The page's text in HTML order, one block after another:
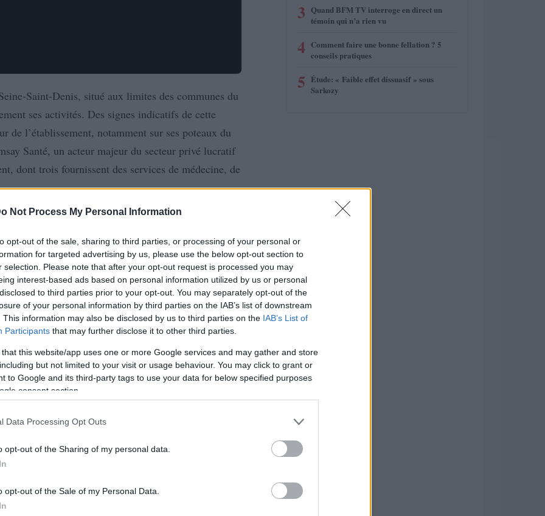
Not Process My Personal Information
opt-out of the sale, sharing to third parties, or processing of your personal or
for targeted advertising by us, please use the below opt-out section to
selection. Please note that after your opt-out request is processed you may
interest-based ads based on personal information utilized by us or personal
to third parties prior to your opt-out. You may separately opt-out of the
of your personal information by third parties on the IAB’s list of downstream
This information may also be disclosed by us to third parties on the IAB’s List of
Participants that may further disclose it to other third parties.
that this website/app uses one or more Google services and may gather and store
but not limited to your visit or usage behaviour. You may click to grant or
to Google and its third-party tags to use your data for below specified purposes
consent section.
Data Processing Opt Outs
opt-out of the Sharing of my personal data.
opt-out of the Sale of my Personal Data.
Saint-Denis, situé aux limites des communes du
ses activités. Des signes indicatifs de cette
de l’établissement, notamment sur ses poteaux du
Santé, un acteur majeur du secteur privé lucratif
dont trois fournissent des services de médecine, de
face à l’incapacité de se faire entendre auprès des
depuis six ans, situé dans un des départements les
médical ». Les nouveaux tarifs récemment
de seulement 0,3 % pour son secteur,
3 Quand BFM TV interroge en direct un
témoin qui n’a rien vu
4 Comment faire une bonne fellation ? 5
conseils pratiques
5 Étude: « Faible effet dissuasif » sous
Sarkozy